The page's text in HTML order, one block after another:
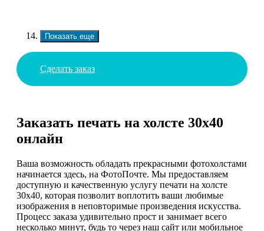
Показать еще
Сделать заказ
Заказать печать на холсте 30х40
онлайн
Ваша возможность обладать прекрасными фотохолстами
начинается здесь, на ФотоПочте. Мы предоставляем
доступную и качественную услугу печати на холсте
30х40, которая позволит воплотить ваши любимые
изображения в неповторимые произведения искусства.
Процесс заказа удивительно прост и занимает всего
несколько минут, будь то через наш сайт или мобильное